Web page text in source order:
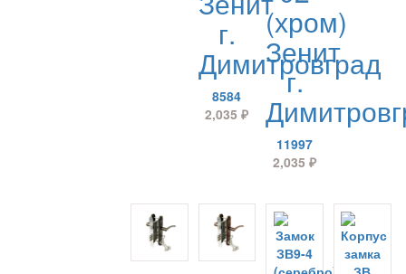
г.
Димитровград
8584
2,035₽
(хром)
Зенит
г.
11997
2,035₽